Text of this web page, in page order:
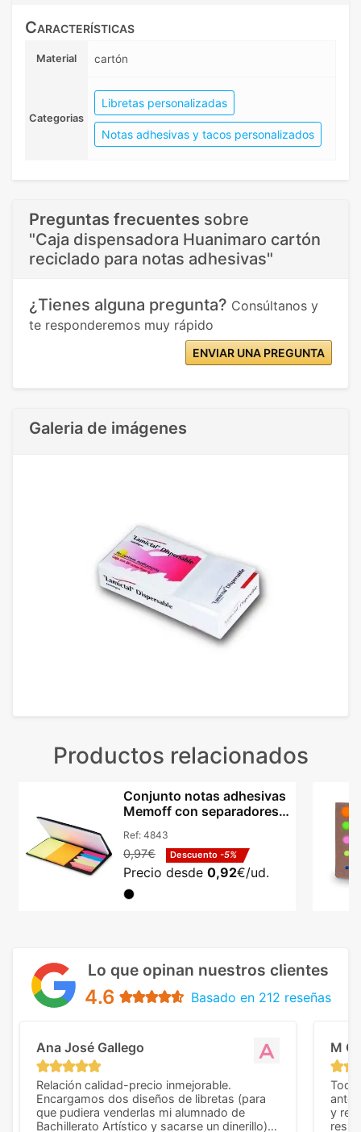
Características
Material cartón
Categorias
Libretas personalizadas
Notas adhesivas y tacos personalizados
Preguntas frecuentes sobre
"Caja dispensadora Huanimaro cartón
reciclado para notas adhesivas"
¿Tienes alguna pregunta? Consúltanos y
te responderemos muy rápido
ENVIAR UNA PREGUNTA
Galeria de imágenes
Productos relacionados
Conjunto notas adhesivas
Memoff con separadores y
Ref: 4843
0,97€ Descuento -5%
Precio desde 0,92€/ud.
Lo que opinan nuestros clientes
4.6 Basado en 212 reseñas
Ana José Gallego
Relación calidad-precio inmejorable.
Encargamos dos diseños de libretas (para
que pudiera venderlas mi alumnado de
Bachillerato Artístico y sacarse un dinerillo) y
M C
Todo
y